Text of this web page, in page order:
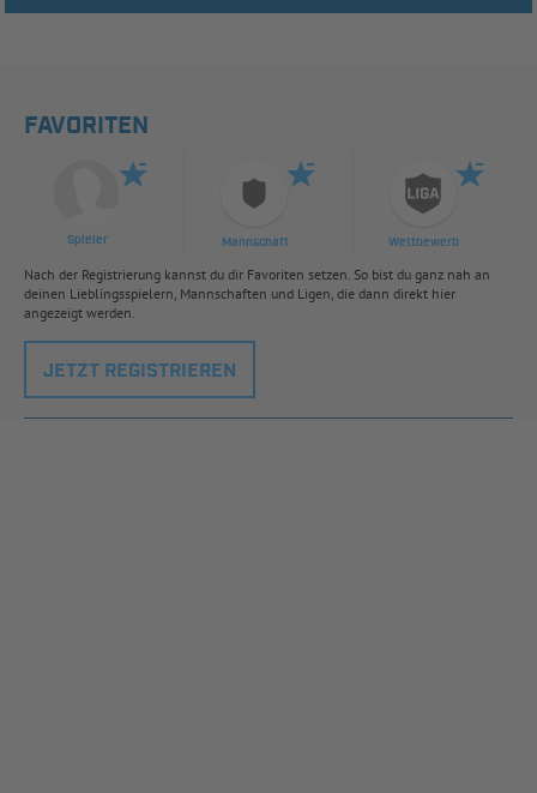
FAVORITEN
Spieler Mannschaft Wettbewerb
Nach der Registrierung kannst du dir Favoriten setzen. So bist du ganz nah an
deinen Lieblingsspielern, Mannschaften und Ligen, die dann direkt hier
angezeigt werden.
JETZT REGISTRIEREN